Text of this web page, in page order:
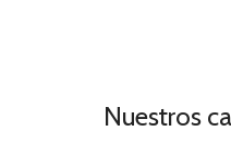
Nuestros